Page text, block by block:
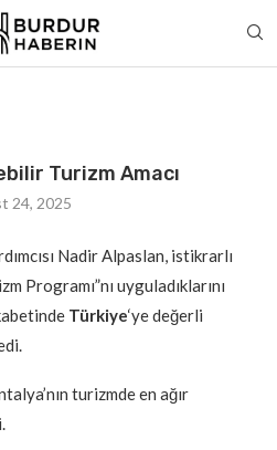
Turizm Amacı
24, 2025
Nadir Alpaslan, istikrarlı
Programı”nı uyguladıklarını
Türkiye‘ye değerli
turizmde en ağır